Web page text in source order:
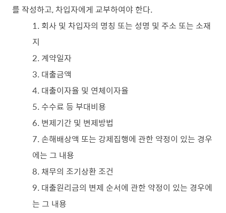
를 작성하고, 차입자에게 교부하여야 한다.
1. 회사 및 차입자의 명칭 또는 성명 및 주소 또는 소재
지
2. 계약일자
3. 대출금액
4. 대출이자율 및 연체이자율
5. 수수료 등 부대비용
6. 변제기간 및 변제방법
7. 손해배상액 또는 강제집행에 관한 약정이 있는 경우
에는 그 내용
8. 채무의 조기상환 조건
9. 대출원리금의 변제 순서에 관한 약정이 있는 경우에
는 그 내용